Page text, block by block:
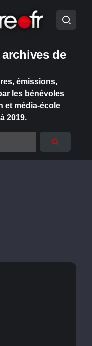
de
émissions,
les bénévoles
et média-école
2019.